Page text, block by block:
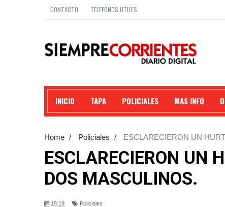
CONTACTO TELEFONOS UTILES
INICIO TAPA POLICIALES MAS INFO
Home / Policiales / ESCLARECIERON UN
ESCLARECIERON UN
DOS MASCULINOS.
15:19 Policiales